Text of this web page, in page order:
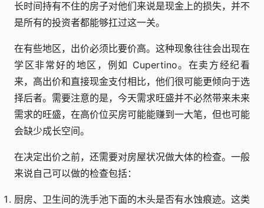
长时间持有不住的房子对他们来说是现金上的损失，并不
是所有的投资者都能够扛过这一关。
在有些地区，出价必须比要价高。这种现象往往会出现在
学区非常好的地区，例如 Cupertino。在卖方经纪看
来，高出价和直接现金支付相比，他们很可能更倾向于选
择后者。需要注意的是，今天需求旺盛并不必然带来未来
需求的旺盛，在高价位买房可能能赚到一大笔，但也可能
会缺少成长空间。
在决定出价之前，还需要对房屋状况做大体的检查。一般
来说自己可以做的检查包括：
厨房、卫生间的洗手池下面的木头是否有水蚀痕迹。这类